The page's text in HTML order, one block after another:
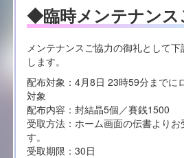
◆臨時メンテナンス
メンテナンスご協力の御礼として
します。
配布対象：4月8日 23時59分までに
対象
配布内容：封結晶5個／賽銭1500
受取方法：ホーム画面の伝書よりお
す。
受取期限：30日